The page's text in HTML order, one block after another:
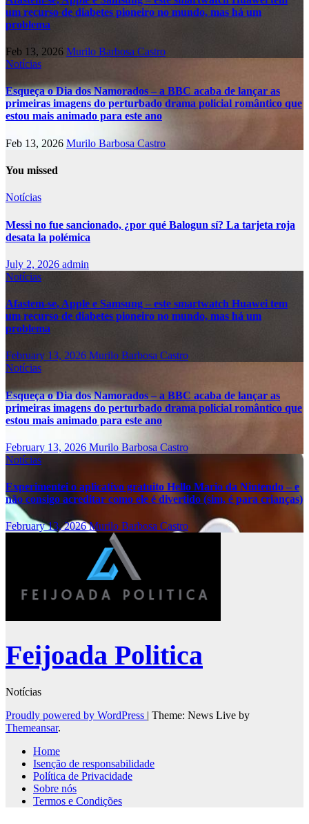
um recurso de diabetes pioneiro no mundo, mas há um
problema
Feb 13, 2026 Murilo Barbosa Castro
Notícias
Esqueça o Dia dos Namorados – a BBC acaba de lançar as
primeiras imagens do perturbado drama policial romântico que
estou mais animado para este ano
Feb 13, 2026 Murilo Barbosa Castro
You missed
Notícias
Messi no fue sancionado, ¿por qué Balogun sí? La tarjeta roja
desata la polémica
July 2, 2026 admin
Notícias
Afastem-se, Apple e Samsung – este smartwatch Huawei tem
um recurso de diabetes pioneiro no mundo, mas há um
problema
February 13, 2026 Murilo Barbosa Castro
Notícias
Esqueça o Dia dos Namorados – a BBC acaba de lançar as
primeiras imagens do perturbado drama policial romântico que
estou mais animado para este ano
February 13, 2026 Murilo Barbosa Castro
Notícias
Experimentei o aplicativo gratuito Hello Mario da Nintendo – e
não consigo acreditar como ele é divertido (sim, é para crianças)
February 13, 2026Murilo Barbosa Castro
Feijoada Politica
Notícias
Proudly powered by WordPress | Theme: News Live by
Themeansar.
Home
Isenção de responsabilidade
Política de Privacidade
Sobre nós
Termos e Condições